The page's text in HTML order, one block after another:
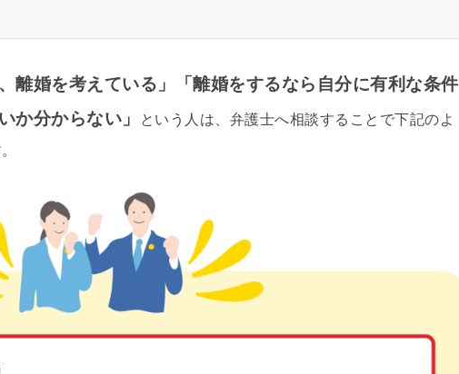
離婚を考えている」「離婚をするなら自分に有利な条件
か分からない」
という人は、弁護士へ相談することで下記のよ